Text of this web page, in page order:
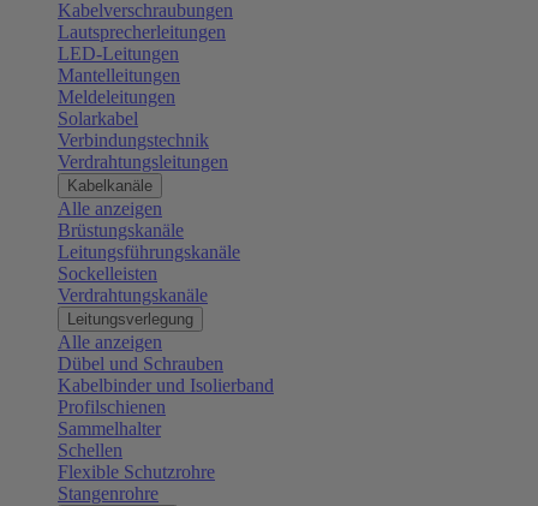
Kabelverschraubungen
Lautsprecherleitungen
LED-Leitungen
Mantelleitungen
Meldeleitungen
Solarkabel
Verbindungstechnik
Verdrahtungsleitungen
Kabelkanäle
Alle anzeigen
Brüstungskanäle
Leitungsführungskanäle
Sockelleisten
Verdrahtungskanäle
Leitungsverlegung
Alle anzeigen
Dübel und Schrauben
Kabelbinder und Isolierband
Profilschienen
Sammelhalter
Schellen
Flexible Schutzrohre
Stangenrohre